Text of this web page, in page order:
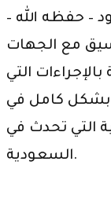
– حفظه الله –
مع الجهات
التي
كامل في
التي تحدث في
السعودية.